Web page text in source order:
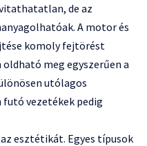
de az
A motor és
komoly fejtörést
meg egyszerűen a
utólagos
vezetékek pedig
esztétikát. Egyes típusok